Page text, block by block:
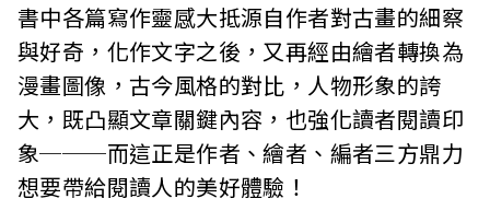
書中各篇寫作靈感大抵源自作者對古畫的細察
與好奇，化作文字之後，又再經由繪者轉換為
漫畫圖像，古今風格的對比，人物形象的誇
大，既凸顯文章關鍵內容，也強化讀者閱讀印
象───而這正是作者、繪者、編者三方鼎力
想要帶給閱讀人的美好體驗！